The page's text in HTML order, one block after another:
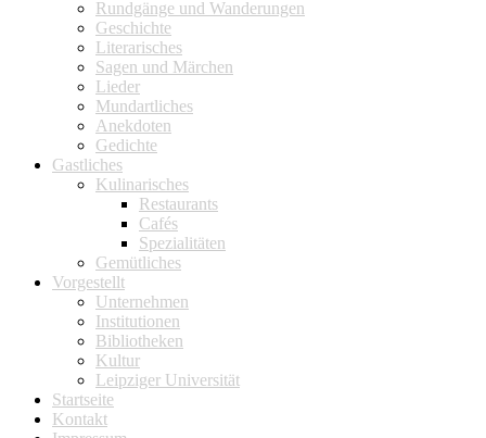
Rundgänge und Wanderungen
Geschichte
Literarisches
Sagen und Märchen
Lieder
Mundartliches
Anekdoten
Gedichte
Gastliches
Kulinarisches
Restaurants
Cafés
Spezialitäten
Gemütliches
Vorgestellt
Unternehmen
Institutionen
Bibliotheken
Kultur
Leipziger Universität
Startseite
Kontakt